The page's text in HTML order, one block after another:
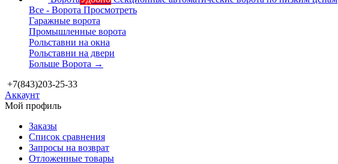
Все - Ворота Просмотреть
Гаражные ворота
Промышленные ворота
Рольставни на окна
Рольставни на двери
Больше Ворота →
+7(843)203-25-33
Аккаунт
Мой профиль
Заказы
Список сравнения
Запросы на возврат
Отложенные товары